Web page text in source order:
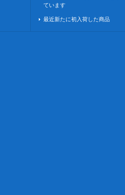
ています
最近新たに初入荷した商品